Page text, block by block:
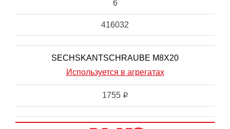
6
416032
SECHSKANTSCHRAUBE M8X20
Используется в агрегатах
1755 i